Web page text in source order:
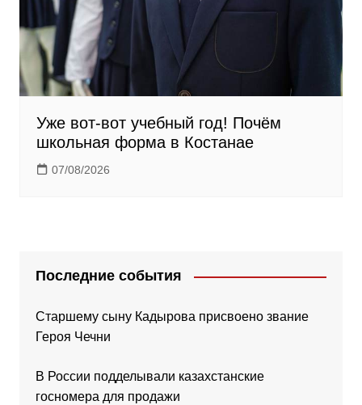
Уже вот-вот учебный год! Почём
школьная форма в Костанае
07/08/2026
Последние события
Старшему сыну Кадырова присвоено звание
Героя Чечни
В России подделывали казахстанские
госномера для продажи